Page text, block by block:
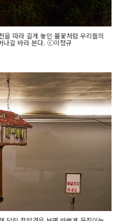
따라 길게 놓인 불꽃처럼 우리들의
나길 바라 본다. ⓒ이정규